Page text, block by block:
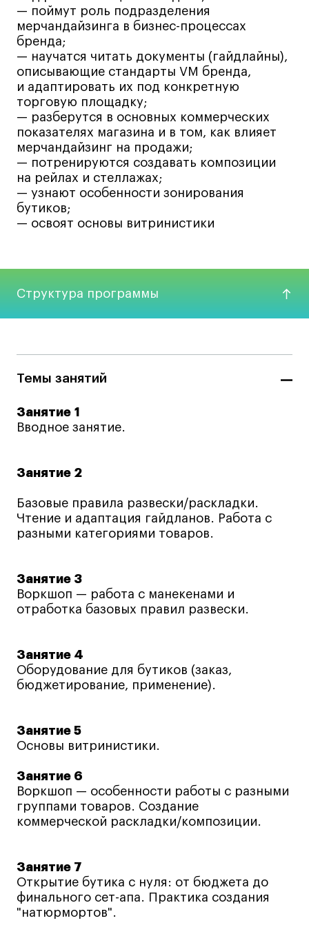
Fashion Summer
Проект с Microsoft
Подобрать программу
Войти в кампус
Получить сертификат
дверей
дверей
Истории успеха
Истории успеха
Работы студентов
Работы студентов
Universal University
Universal University
© 2026 БВШД
Политика конфиденциальности
Публичная оферта
Лицензия на осуществление образовательной
деятельности АНО ВО «Универсальный
Университет»
— поймут роль подразделения
мерчандайзинга в бизнес-процессах
бренда;
— научатся читать документы (гайдлайны),
описывающие стандарты VM бренда,
и адаптировать их под конкретную
торговую площадку;
— разберутся в основных коммерческих
показателях магазина и в том, как влияет
мерчандайзинг на продажи;
— потренируются создавать композиции
на рейлах и стеллажах;
— узнают особенности зонирования
бутиков;
— освоят основы витринистики
Структура программы
Темы занятий
Занятие 1
Вводное занятие.
Занятие 2
Базовые правила развески/раскладки.
Чтение и адаптация гайдланов. Работа с
разными категориями товаров.
Занятие 3
Воркшоп — работа с манекенами и
отработка базовых правил развески.
Занятие 4
Оборудование для бутиков (заказ,
бюджетирование, применение).
Занятие 5
Основы витринистики.
Занятие 6
Воркшоп — особенности работы с разными
группами товаров. Создание
коммерческой раскладки/композиции.
Занятие 7
Открытие бутика с нуля: от бюджета до
финального сет-апа. Практика создания
"натюрмортов".